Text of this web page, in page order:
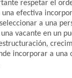
respetar el
efectiva
a una
vacante en un
incorporar a una